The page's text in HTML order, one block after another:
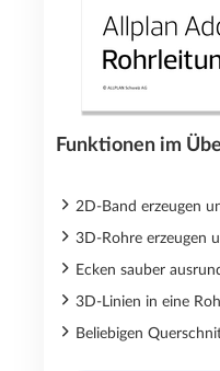
Funktionen im
2D-Band erzeugen
3D-Rohre erzeugen
Ecken sauber
3D-Linien in eine
Beliebigen